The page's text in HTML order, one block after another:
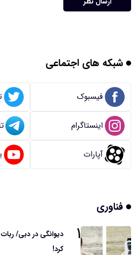
شبکه های اجتماعی
فیسبوک
اینستاگرام
آپارات
فناوری
۱
دیوانگی در دبی/
کرد!